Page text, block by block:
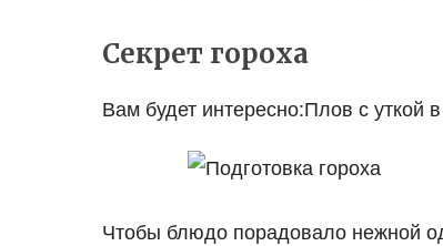
Секрет гороха
Вам будет интересно:Плов с уткой
Чтобы блюдо порадовало нежной